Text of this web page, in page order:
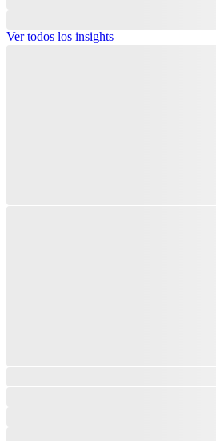
Ver todos los insights